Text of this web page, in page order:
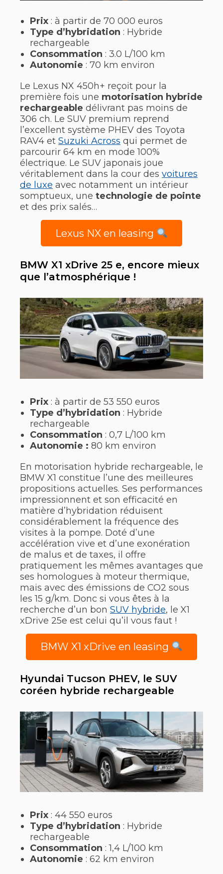
Prix : à partir de 70 000 euros
Type d’hybridation : Hybride
rechargeable
Consommation : 3.0 L/100 km
Autonomie : 70 km environ
Le Lexus NX 450h+ reçoit pour la
première fois une motorisation hybride
rechargeable délivrant pas moins de
306 ch. Le SUV premium reprend
l’excellent système PHEV des Toyota
RAV4 et Suzuki Across qui permet de
parcourir 64 km en mode 100%
électrique. Le SUV japonais joue
véritablement dans la cour des voitures
de luxe avec notamment un intérieur
somptueux, une technologie de pointe
et des prix salés…
Lexus NX en leasing
BMW X1 xDrive 25 e, encore mieux
que l’atmosphérique !
Prix : à partir de 53 550 euros
Type d’hybridation : Hybride
rechargeable
Consommation : 0,7 L/100 km
Autonomie : 80 km environ
En motorisation hybride rechargeable, le
BMW X1 constitue l’une des meilleures
propositions actuelles. Ses performances
impressionnent et son efficacité en
matière d’hybridation réduisent
considérablement la fréquence des
visites à la pompe. Doté d’une
accélération vive et d’une exonération
de malus et de taxes, il offre
pratiquement les mêmes avantages que
ses homologues à moteur thermique,
mais avec des émissions de CO2 sous
les 15 g/km. Donc si vous êtes à la
recherche d’un bon SUV hybride, le X1
xDrive 25e est celui qu’il vous faut !
BMW X1 xDrive en leasing
Hyundai Tucson PHEV, le SUV
coréen hybride rechargeable
Prix : 44 550 euros
Type d’hybridation : Hybride
rechargeable
Consommation : 1,4 L/100 km
Autonomie : 62 km environ